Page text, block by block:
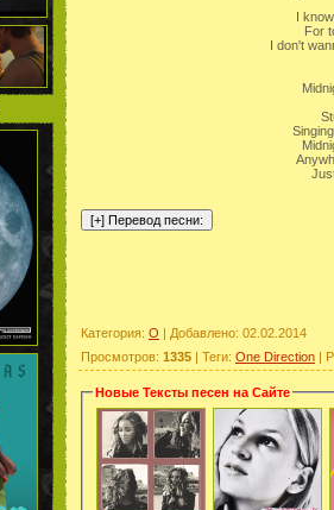
I
For
I don't
Категория: O Добавлено: 02.02.2014
Просмотров: 1335 Теги: One Direction
Новые Тексты песен на Сайте